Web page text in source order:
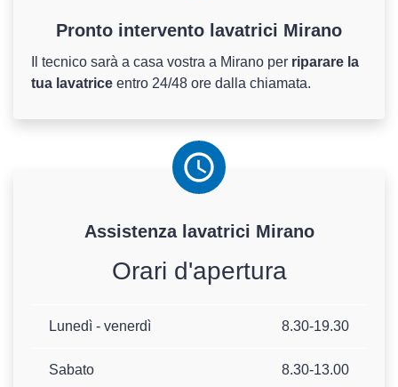
Pronto intervento lavatrici Mirano
Il tecnico sarà a casa vostra a Mirano per riparare la
tua lavatrice entro 24/48 ore dalla chiamata.
Assistenza lavatrici Mirano
Orari d'apertura
Lunedì - venerdì 8.30-19.30
Sabato 8.30-13.00